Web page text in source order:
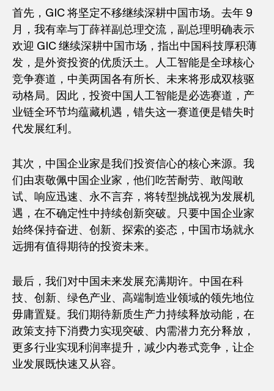
首先，GIC 将坚定不移继续深耕中国市场。去年 9
月，我有幸与丁薛祥副总理交流，副总理明确表示
欢迎 GIC 继续深耕中国市场，指出中国科技厚积薄
发，是外资投资的优质沃土。人工智能是全球核心
竞争赛道，中美两国各有所长、未来将形成双核驱
动格局。因此，投资中国人工智能是必选赛道，产
业链全环节均蕴藏机遇，错失这一赛道便是错失时
代发展红利。
其次，中国企业家是我们投资信心的核心来源。我
们由衷敬佩中国企业家，他们吃苦耐劳、敢闯敢
试、响应迅速、永不言弃，将转型挑战视为发展机
遇，在不确定性中持续创新突破。只要中国企业家
始终保持奋进、创新、探索的姿态，中国市场就永
远拥有值得期待的投资未来。
最后，我们对中国未来发展充满期许。中国在科
技、创新、绿色产业、高端制造业领域的领先地位
毋庸置疑。我们期待新质生产力持续释放动能，在
政策支持下消费力实现突破、内需潜力充分释放，
更多行业实现利润率提升，减少内卷式竞争，让企
业发展既快速又从容。